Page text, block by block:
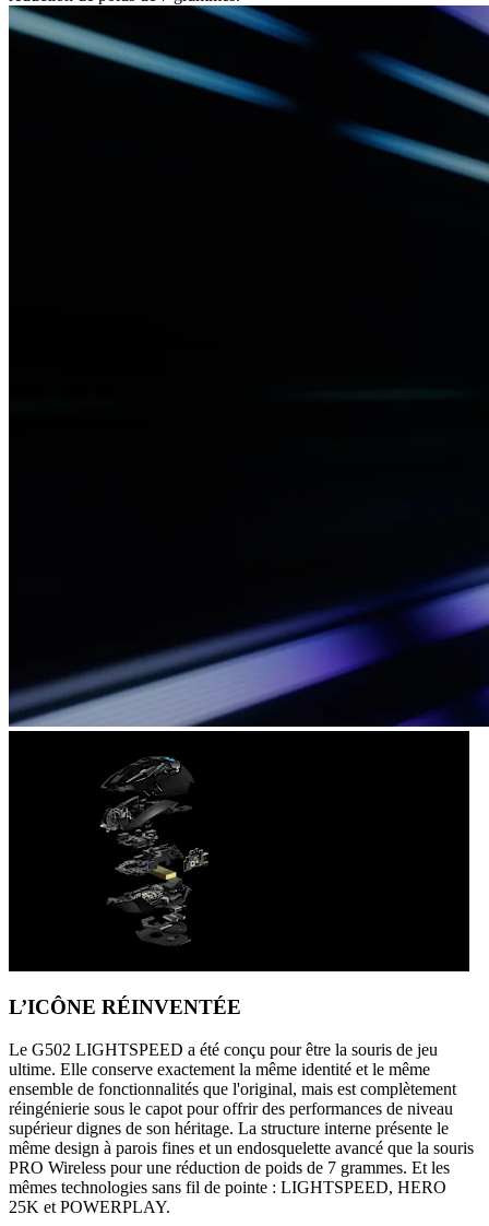
L’ICÔNE RÉINVENTÉE
Le G502 LIGHTSPEED a été conçu pour être la souris de jeu
ultime. Elle conserve exactement la même identité et le même
ensemble de fonctionnalités que l'original, mais est complètement
réingénierie sous le capot pour offrir des performances de niveau
supérieur dignes de son héritage. La structure interne présente le
même design à parois fines et un endosquelette avancé que la souris
PRO Wireless pour une réduction de poids de 7 grammes. Et les
mêmes technologies sans fil de pointe : LIGHTSPEED, HERO
25K et POWERPLAY.